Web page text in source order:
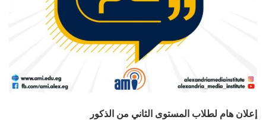
إعلان هام لطلاب المستوى الثاني من الذكور